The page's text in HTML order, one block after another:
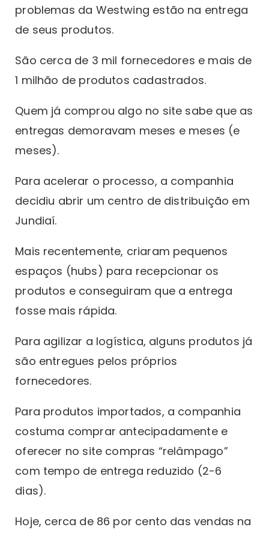
problemas da Westwing estão na entrega
de seus produtos.
São cerca de 3 mil fornecedores e mais de
1 milhão de produtos cadastrados.
Quem já comprou algo no site sabe que as
entregas demoravam meses e meses (e
meses).
Para acelerar o processo, a companhia
decidiu abrir um centro de distribuição em
Jundiaí.
Mais recentemente, criaram pequenos
espaços (hubs) para recepcionar os
produtos e conseguiram que a entrega
fosse mais rápida.
Para agilizar a logística, alguns produtos já
são entregues pelos próprios
fornecedores.
Para produtos importados, a companhia
costuma comprar antecipadamente e
oferecer no site compras “relâmpago”
com tempo de entrega reduzido (2-6
dias).
Hoje, cerca de 86 por cento das vendas na